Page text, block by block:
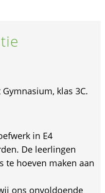
klas 3C.
in E4
De leerlingen
te hoeven maken aan
ons onvoldoende